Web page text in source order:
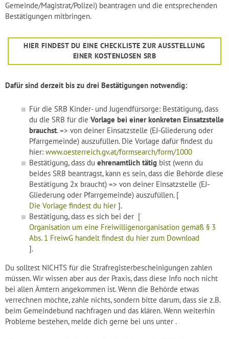
Gemeinde/Magistrat/Polizei) beantragen und die entsprechenden
Bestätigungen mitbringen.
HIER FINDEST DU EINE CHECKLISTE ZUR AUSSTELLUNG
EINER KOSTENLOSEN SRB
Dafür sind derzeit bis zu drei Bestätigungen notwendig:
Für die SRB Kinder- und Jugendfürsorge: Bestätigung, dass
du die SRB für die Vorlage bei einer konkreten Einsatzstelle
brauchst. => von deiner Einsatzstelle (EJ-Gliederung oder
Pfarrgemeinde) auszufüllen. Die Vorlage dafür findest du
hier: www.oesterreich.gv.at/formsearch/form/1000
Bestätigung, dass du ehrenamtlich tätig bist (wenn du
beides SRB beantragst, kann es sein, dass die Behörde diese
Bestätigung 2x braucht) => von deiner Einsatzstelle (EJ-
Gliederung oder Pfarrgemeinde) auszufüllen. [
Die Vorlage findest du hier ].
Bestätigung, dass es sich bei der [
Organisation um eine Freiwilligenorganisation gemäß § 3
Abs. 1 FreiwG handelt findest du hier zum Download
].
Du solltest NICHTS für die Strafregisterbescheinigungen zahlen
müssen. Wir wissen aber aus der Praxis, dass diese Info noch nicht
bei allen Ämtern angekommen ist. Wenn die Behörde etwas
verrechnen möchte, zahle nichts, sondern bitte darum, dass sie z.B.
beim Gemeindebund nachfragen und das klären. Wenn weiterhin
Probleme bestehen, melde dich gerne bei uns unter .